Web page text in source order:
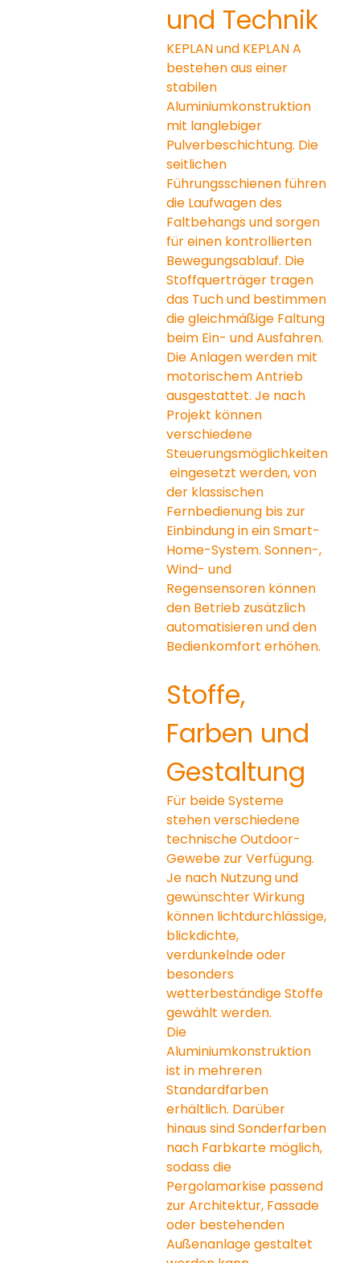
und Technik
KEPLAN und KEPLAN A
bestehen aus einer
stabilen
Aluminiumkonstruktion
mit langlebiger
Pulverbeschichtung. Die
seitlichen
Führungsschienen führen
die Laufwagen des
Faltbehangs und sorgen
für einen kontrollierten
Bewegungsablauf. Die
Stoffquerträger tragen
das Tuch und bestimmen
die gleichmäßige Faltung
beim Ein- und Ausfahren.
Die Anlagen werden mit
motorischem Antrieb
ausgestattet. Je nach
Projekt können
verschiedene
Steuerungsmöglichkeiten
eingesetzt werden, von
der klassischen
Fernbedienung bis zur
Einbindung in ein Smart-
Home-System. Sonnen-,
Wind- und
Regensensoren können
den Betrieb zusätzlich
automatisieren und den
Bedienkomfort erhöhen.
Stoffe,
Farben und
Gestaltung
Für beide Systeme
stehen verschiedene
technische Outdoor-
Gewebe zur Verfügung.
Je nach Nutzung und
gewünschter Wirkung
können lichtdurchlässige,
blickdichte,
verdunkelnde oder
besonders
wetterbeständige Stoffe
gewählt werden.
Die
Aluminiumkonstruktion
ist in mehreren
Standardfarben
erhältlich. Darüber
hinaus sind Sonderfarben
nach Farbkarte möglich,
sodass die
Pergolamarkise passend
zur Architektur, Fassade
oder bestehenden
Außenanlage gestaltet